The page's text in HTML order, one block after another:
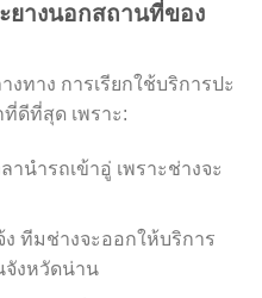
ยางนอกสถานที่ของ
ทาง การเรียกใช้บริการปะ
ดีที่สุด เพราะ:
านำรถเข้าอู่ เพราะช่างจะ
ง ทีมช่างจะออกให้บริการ
งหวัดน่าน